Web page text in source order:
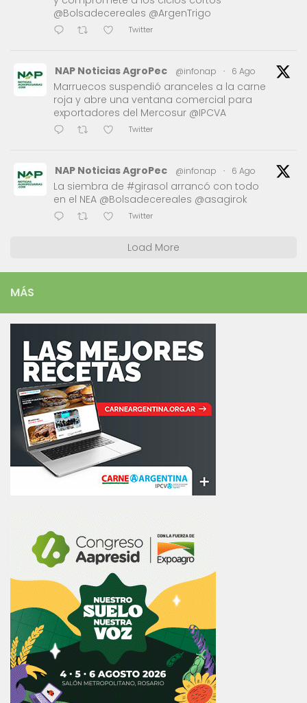
@Bolsadecereales @ArgenTrigo
Twitter
NAP Noticias AgroPec @infonap · 6 Ago
Marruecos suspendió aranceles a la carne
roja y abre una ventana comercial para
exportadores del Mercosur @IPCVA
Twitter
NAP Noticias AgroPec @infonap · 6 Ago
La siembra de #girasol arrancó con todo
en el NEA @Bolsadecereales @asagirok
Twitter
Load More
MÁS